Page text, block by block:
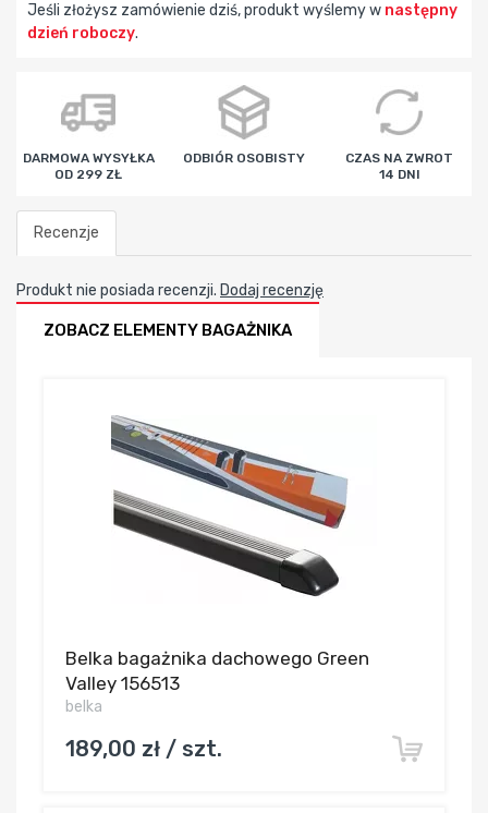
Jeśli złożysz zamówienie dziś, produkt wyślemy w następny
dzień roboczy.
godz min
DARMOWA WYSYŁKA
OD 299 ZŁ
ODBIÓR OSOBISTY
CZAS NA ZWROT
14 DNI
Recenzje
Produkt nie posiada recenzji. Dodaj recenzję
ZOBACZ ELEMENTY BAGAŻNIKA
Belka bagażnika dachowego Green
Valley 156513
belka
189,00 zł / szt.